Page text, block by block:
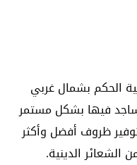
الحكم بشمال غربي
فيها بشكل مستمر
ظروف أفضل وأكثر
الشعائر الدينية.